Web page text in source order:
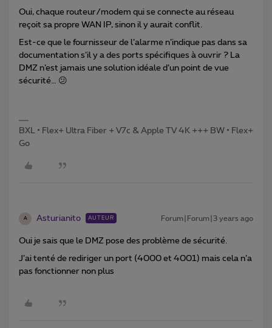
Oui, chaque routeur/modem qui se connecte au réseau
reçoit sa propre WAN IP, sinon il y aurait conflit.
Est-ce que le fournisseur de l’alarme n’indique pas dans sa
documentation s’il y a des ports spécifiques à ouvrir ? La
DMZ n’est jamais une solution idéale d’un point de vue
sécurité… 😕
BXL • Flex+ Ultra Fiber + V7c & Apple TV 4K +++ BW • Flex+
Go
A Asturianito AUTEUR Forum|Forum|3 years ago
Oui je sais que le DMZ pose des problème de sécurité.
J’ai tenté de rediriger un port (4000 et 4001) mais cela n’a
pas fonctionner non plus